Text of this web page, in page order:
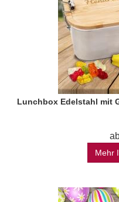
Lunchbox Edelstahl mit
Mehr